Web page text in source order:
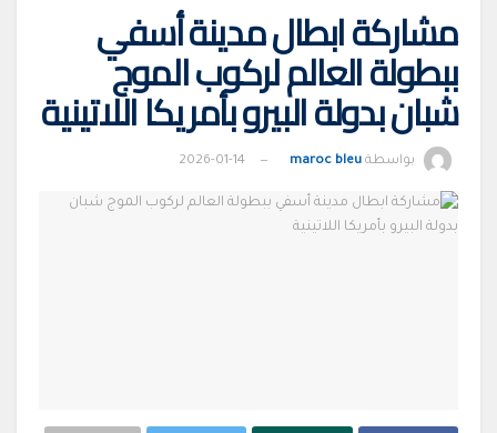
مشاركة ابطال مدينة أسفي
ببطولة العالم لركوب الموج
شبان بدولة البيرو بأمريكا اللاتينية
بواسطة maroc bleu
2026-01-14